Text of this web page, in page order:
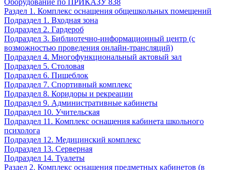
Оборудование по ПРИКАЗУ 838
Раздел 1. Комплекс оснащения общешкольных помещений
Подраздел 1. Входная зона
Подраздел 2. Гардероб
Подраздел 3. Библиотечно-информационный центр (с
возможностью проведения онлайн-трансляций)
Подраздел 4. Многофункциональный актовый зал
Подраздел 5. Столовая
Подраздел 6. Пищеблок
Подраздел 7. Спортивный комплекс
Подраздел 8. Коридоры и рекреации
Подраздел 9. Административные кабинеты
Подраздел 10. Учительская
Подраздел 11. Комплекс оснащения кабинета школьного
психолога
Подраздел 12. Медицинский комплекс
Подраздел 13. Серверная
Подраздел 14. Туалеты
Раздел 2. Комплекс оснащения предметных кабинетов (в